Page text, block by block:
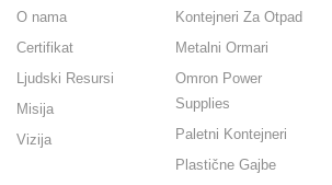
O nama
Certifikat
Ljudski Resursi
Misija
Vizija
Kontejneri Za Otpad
Metalni Ormari
Omron Power
Supplies
Paletni Kontejneri
Plastične Gajbe